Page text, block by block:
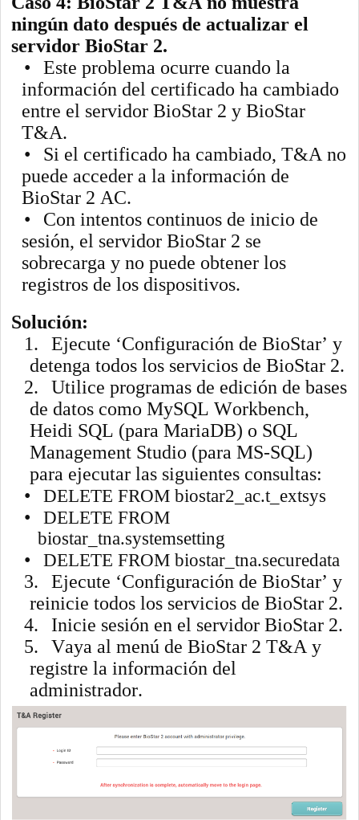
ningún dato después de actualizar el
servidor BioStar 2.
•
Este problema ocurre cuando la
información del certificado ha cambiado
entre el servidor BioStar 2 y BioStar
T&A.
•
Si el certificado ha cambiado, T&A no
puede acceder a la información de
BioStar 2 AC.
•
Con intentos continuos de inicio de
sesión, el servidor BioStar 2 se
sobrecarga y no puede obtener los
registros de los dispositivos.
Solución:
1.
Ejecute ‘Configuración de BioStar’ y
detenga todos los servicios de BioStar 2.
2.
Utilice programas de edición de bases
de datos como MySQL Workbench,
Heidi SQL (para MariaDB) o SQL
Management Studio (para MS-SQL)
para ejecutar las siguientes consultas:
•
DELETE FROM biostar2_ac.t_extsys
•
DELETE FROM
biostar_tna.systemsetting
• DELETE FROM biostar_tna.securedata
3.
Ejecute ‘Configuración de BioStar’ y
reinicie todos los servicios de BioStar 2.
4.
Inicie sesión en el servidor BioStar 2.
5.
Vaya al menú de BioStar 2 T&A y
registre la información del
administrador.